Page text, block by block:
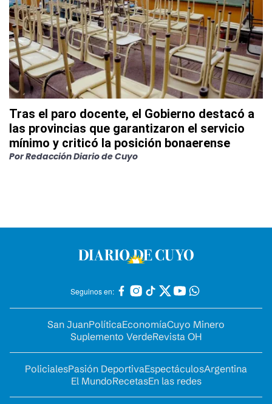
Tras el paro docente, el Gobierno destacó a
las provincias que garantizaron el servicio
mínimo y criticó la posición bonaerense
PorRedacción Diario de Cuyo
Seguinos en:
San JuanPolíticaEconomíaCuyo Minero
Suplemento VerdeRevista OH
PolicialesPasión DeportivaEspectáculosArgentina
El MundoRecetasEn las redes